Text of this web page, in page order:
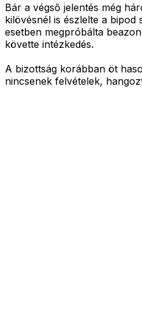
Bár a végső jelentés még
kilövésnél is észlelte a
esetben megpróbálta
követte intézkedés.
A bizottság korábban öt
nincsenek felvételek,